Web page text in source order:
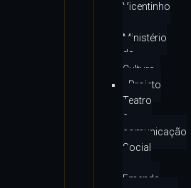
Vicentinho
Ministério
da
Cultura
Projeto
Teatro
e
comunicação
Social
Emenda